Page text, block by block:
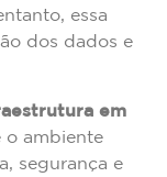
essa
dos dados e
em
o ambiente
segurança e